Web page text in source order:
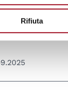
Rifiuta